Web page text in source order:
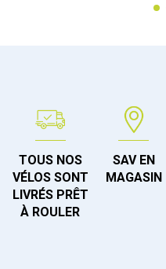
TOUS NOS
VÉLOS SONT
LIVRÉS PRÊT
À ROULER
SAV EN
MAGASIN